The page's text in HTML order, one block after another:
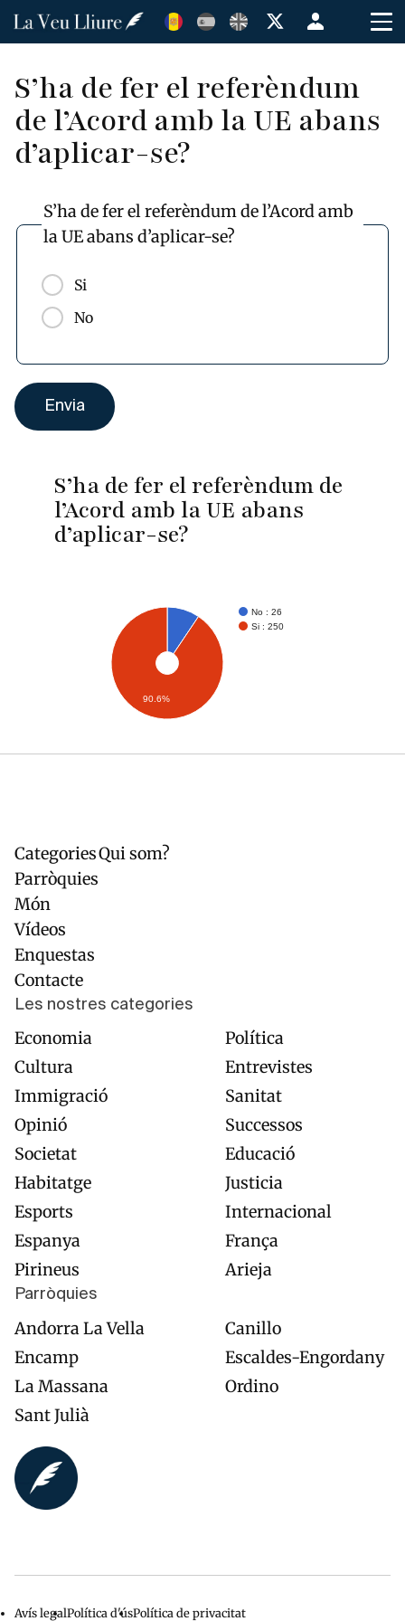
Vés
Menú
de
cuenta
de
usuario
S’ha de fer el referèndum
de l’Acord amb la UE abans
d’aplicar-se?
S’ha de fer el referèndum de l’Acord amb
la UE abans d’aplicar-se?
Si
No
S’ha de fer el referèndum de
l’Acord amb la UE abans
d’aplicar-se?
No : 26
Si : 250
90.6%
Navegación
principal
Categories
Parròquies
Món
Vídeos
Enquestas
Contacte
Pie
Qui som?
Les nostres categories
Economia
Política
Cultura
Entrevistes
Immigració
Sanitat
Opinió
Successos
Societat
Educació
Habitatge
Justicia
Esports
Internacional
Espanya
França
Pirineus
Arieja
Parròquies
Andorra La Vella
Canillo
Encamp
Escaldes-Engordany
La Massana
Ordino
Sant Julià
Menu
Avís legalPolítica d'úsPolítica de privacitat